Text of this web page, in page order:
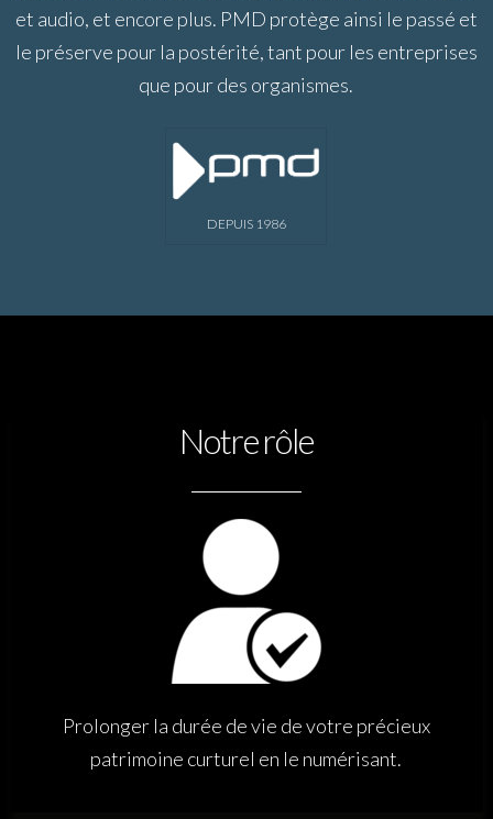
et audio, et encore plus. PMD protège ainsi le passé et
le préserve pour la postérité, tant pour les entreprises
que pour des organismes.
DEPUIS 1986
Notre rôle
Prolonger la durée de vie de votre précieux
patrimoine curturel en le numérisant.